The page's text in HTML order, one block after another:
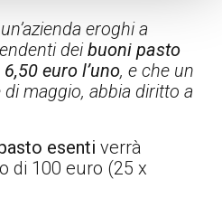
eroghi a
deibuoni pasto
euro l’uno, e che un
maggio, abbia diritto a
esenti verrà
di 100 euro (25 x